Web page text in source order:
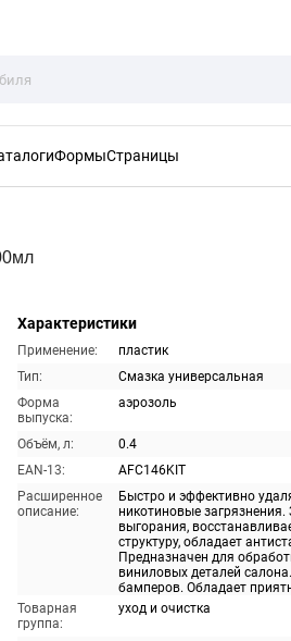
ФормыСтраницы
Характеристики
Применение:
пластик
Тип:
Смазка универсальная
Форма
выпуска:
аэрозоль
Объём, л:
0.4
EAN-13:
AFC146KIT
Расширенное
описание:
Быстро и эффективно
никотиновые
выгорания,
структуру, обладает
Предназначен для
виниловых деталей
бамперов. Обладает
Товарная
группа:
уход и очистка